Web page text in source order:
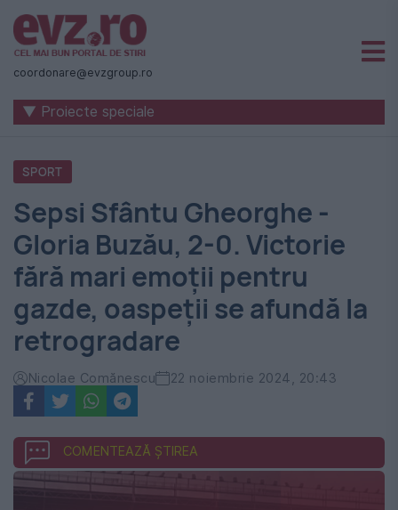
Știri
naționale
internaționale
România
-
Evenimentul
Zilei
coordonare@evzgroup.ro
▼ Proiecte speciale
SPORT
Sepsi Sfântu Gheorghe -
Gloria Buzău, 2-0. Victorie
fără mari emoții pentru
gazde, oaspeții se afundă la
retrogradare
Nicolae Comănescu 22 noiembrie 2024, 20:43
COMENTEAZĂ ȘTIREA